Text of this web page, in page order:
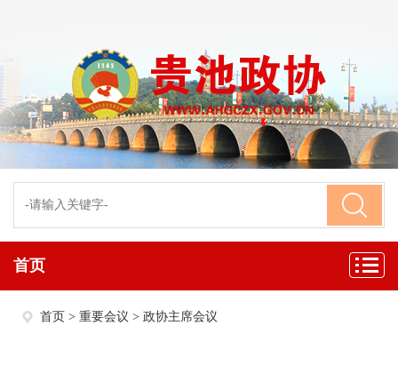
首页
首页 > 重要会议 > 政协主席会议